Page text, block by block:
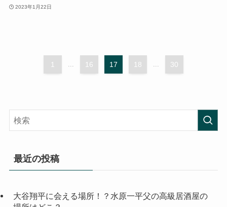
2023年1月22日
1 ... 16 17 18 ... 30
最近の投稿
大谷翔平に会える場所！？水原一平父の高級居酒屋の